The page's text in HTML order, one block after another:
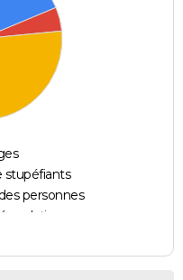
stupéfiants
personnes